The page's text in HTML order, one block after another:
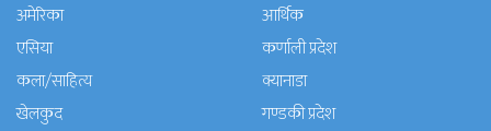
अमेरिका
आर्थिक
एसिया
कर्णाली प्रदेश
कला/साहित्य
क्यानाडा
खेलकुद
गण्डकी प्रदेश